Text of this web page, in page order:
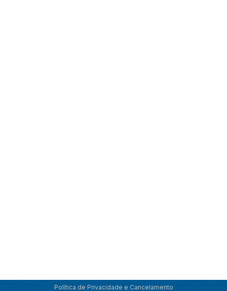
Política de Privacidade e Cancelamento